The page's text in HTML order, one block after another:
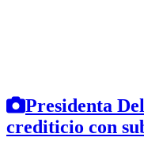
Presidenta
crediticio con